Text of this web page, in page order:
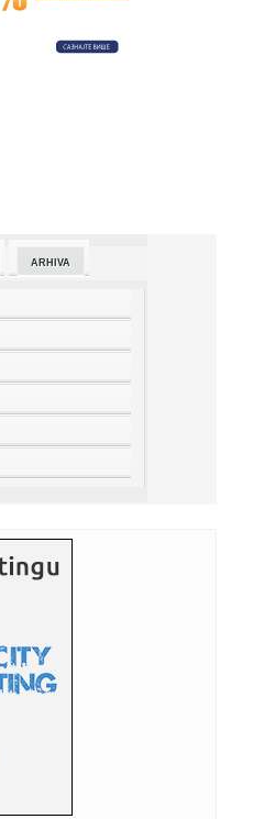
"staje na ludi kamen": Drago
otac slavnog
čuvati na sobnoj
od četiri milijarde dolara: SAD
Štrandu 10. avgusta: Posetioci
Vučić otkrio kada će biti
građanima Srbije: Jedna
ARHIVA